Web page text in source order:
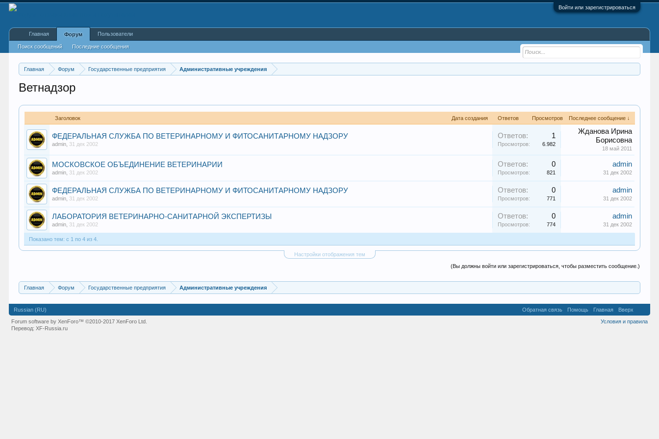
Войти или зарегистрироваться
Главная Форум Государственные предприятия Административные учреждения
Ветнадзор
Заголовок Дата создания Ответов Просмотров Последнее сообщение ↓
ФЕДЕРАЛЬНАЯ СЛУЖБА ПО ВЕТЕРИНАРНОМУ И ФИТОСАНИТАРНОМУ НАДЗОРУ
admin 31 дек 2002
Ответов: 1
Просмотров: 6.982
Жданова Ирина
Борисовна
18 май 2011
МОСКОВСКОЕ ОБЪЕДИНЕНИЕ ВЕТЕРИНАРИИ
admin 31 дек 2002
Ответов: 0
Просмотров: 821
admin
31 дек 2002
ФЕДЕРАЛЬНАЯ СЛУЖБА ПО ВЕТЕРИНАРНОМУ И ФИТОСАНИТАРНОМУ НАДЗОРУ
admin 31 дек 2002
Ответов: 0
Просмотров: 771
admin
31 дек 2002
ЛАБОРАТОРИЯ ВЕТЕРИНАРНО-САНИТАРНОЙ ЭКСПЕРТИЗЫ
admin 31 дек 2002
Ответов: 0
Просмотров: 774
admin
31 дек 2002
Показано тем: с 1 по 4 из 4.
Настройки отображения тем
(Вы должны войти или зарегистрироваться, чтобы разместить сообщение.)
Главная Форум Государственные предприятия Административные учреждения
Главная Форум
Поиск сообщений Последние сообщения
Пользователи
Russian (RU) Обратная связь Помощь Главная
Вверх
Условия и правила
Forum software by XenForo™©2010-2017 XenForo Ltd.
Перевод:XF-Russia.ru